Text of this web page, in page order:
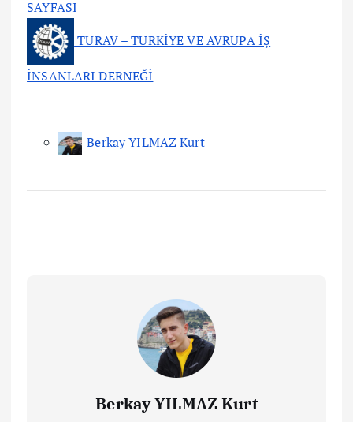
SAYFASI
TÜRAV – TÜRKİYE VE AVRUPA İŞ
İNSANLARI DERNEĞİ
Berkay YILMAZ Kurt
Berkay YILMAZ Kurt